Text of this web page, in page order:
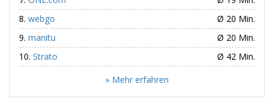
webgo
Ø 20 Min.
manitu
Ø 20 Min.
Strato
Ø 42 Min.
» Mehr erfahren